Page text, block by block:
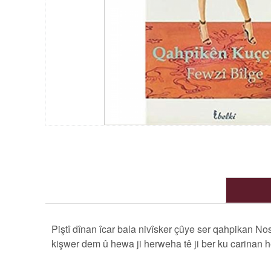
Piştî dînan îcar bala nivîsker çûye ser qahpikan
kişwer dem û hewa ji herweha tê ji ber ku carinan